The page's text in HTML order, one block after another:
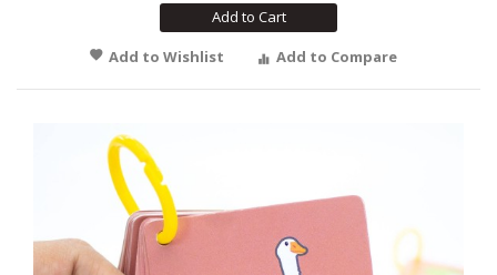
Add to Cart
Add to Wishlist
Add to Compare